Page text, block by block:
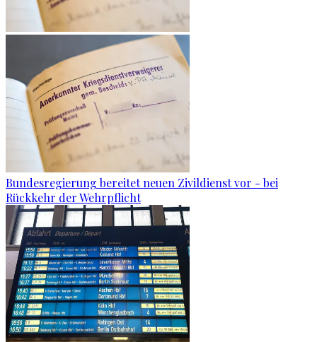
Bundesregierung bereitet neuen Zivildienst vor - bei
Rückkehr der Wehrpflicht